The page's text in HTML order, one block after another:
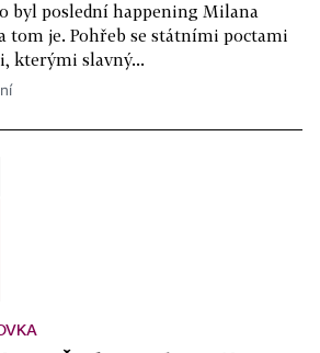
byl poslední happening Milana
tom je. Pohřeb se státními poctami
kterými slavný...